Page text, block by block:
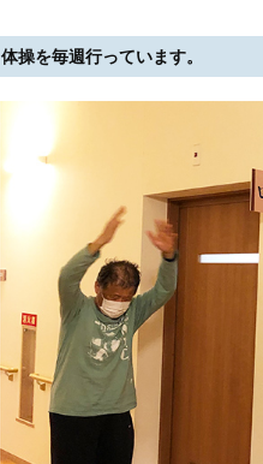
を毎週行っています。